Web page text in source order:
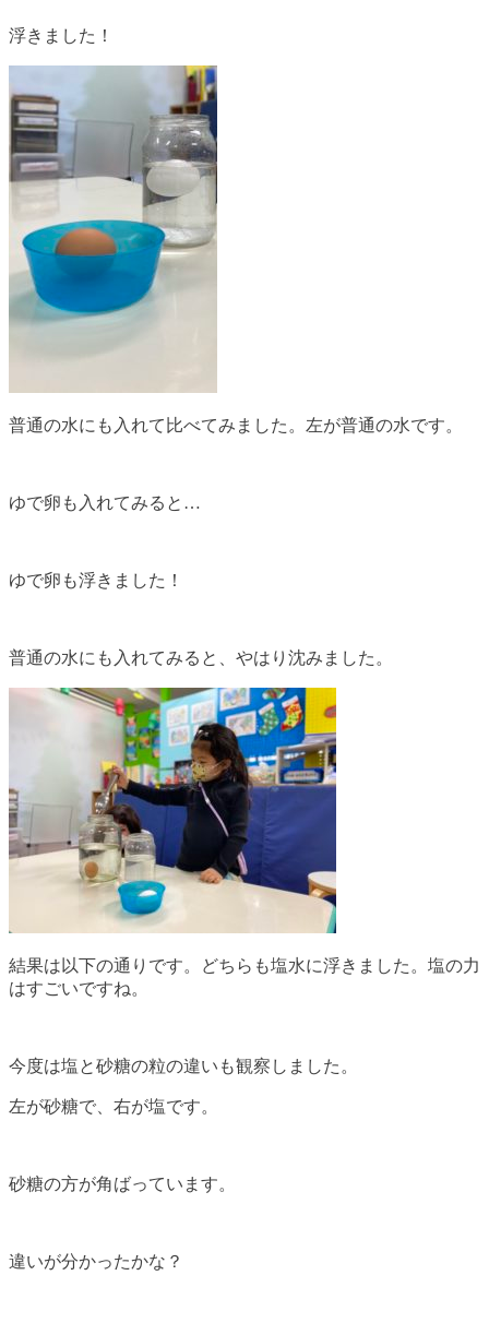
浮きました！
普通の水にも入れて比べてみました。左が普通の水です。
ゆで卵も入れてみると…
ゆで卵も浮きました！
普通の水にも入れてみると、やはり沈みました。
結果は以下の通りです。どちらも塩水に浮きました。塩の力
はすごいですね。
今度は塩と砂糖の粒の違いも観察しました。
左が砂糖で、右が塩です。
砂糖の方が角ばっています。
違いが分かったかな？